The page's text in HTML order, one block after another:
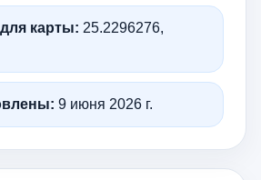
карты: 25.2296276,
9 июня 2026 г.